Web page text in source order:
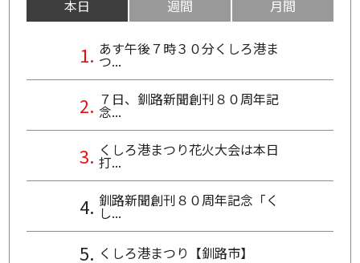
本日 週間 月間
あす午後７時３０分くしろ港ま
つ...
７日、釧路新聞創刊８０周年記
念...
くしろ港まつり花火大会は本日
打...
釧路新聞創刊８０周年記念「く
し...
くしろ港まつり【釧路市】